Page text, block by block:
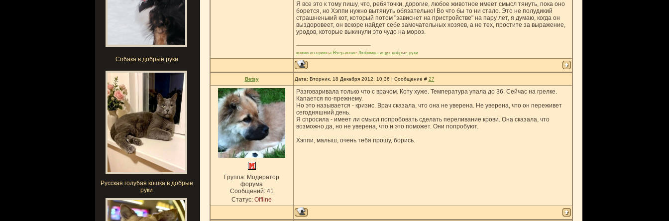
Собака в добрые руки
Русская голубая кошка в добрые
руки
Я все это к тому пишу, что, ребяточки, дорогие, любое животное имеет смысл тянуть, пока оно
борется, но Хэппи нужно вытянуть обязательно! Во что бы то ни стало. Это не полудикий
страшненький кот, который потом "зависнет на пристройстве" на пару лет, я думаю, когда он
выздоровеет, он вскоре найдет себе замечательных хозяев, а не тех, простите за выражение,
уродов, которые выкинули это чудо на мороз.
кошки из приюта Вчерашние Любимцы ищут добрые руки
Betsy Дата: Вторник, 18 Декабря 2012, 10:36 | Сообщение # 27
Группа: Модератор
форума
Сообщений: 41
Статус: Offline
Разговаривала только что с врачом. Коту хуже. Температура упала до 36. Сейчас на грелке.
Капается по-прежнему.
Но это называется - кризис. Врач сказала, что она не уверена. Не уверена, что он переживет
сегодняшний день.
Я спросила - имеет ли смысл попробовать сделать переливание крови. Она сказала, что
возможно да, но не уверена, что и это поможет. Они попробуют.
Хэппи, малыш, очень тебя прошу, борись.